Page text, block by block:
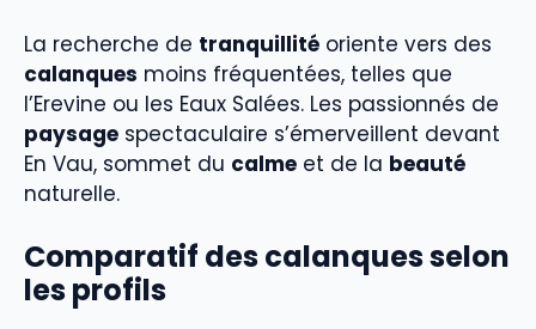
La recherche de tranquillité oriente vers des
calanques moins fréquentées, telles que
l’Erevine ou les Eaux Salées. Les passionnés de
paysage spectaculaire s’émerveillent devant
En Vau, sommet du calme et de la beauté
naturelle.
Comparatif des calanques selon
les profils